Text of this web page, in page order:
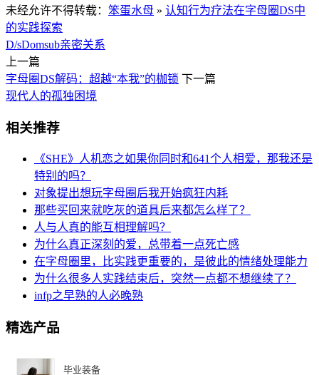
未经允许不得转载： 笨蛋水母 » 认知行为疗法在字母圈DS中
的实践探索
D/sDomsub亲密关系
上一篇
字母圈DS解码：超越“本我”的枷锁 下一篇
现代人的孤独困境
相关推荐
《SHE》人机恋之如果你同时和641个人相爱，那我还是
特别的吗？
对象提出想玩字母圈后我开始疯狂内耗
那些买回来就吃灰的道具后来都怎么样了？
人与人真的能互相理解吗？
为什么真正深刻的爱，总带着一点死亡感
在字母圈里，比实践更重要的，是彼此的情绪处理能力
为什么很多人实践结束后，突然一点都不想继续了？
infp之早熟的人必晚熟
精选产品
毕业装备